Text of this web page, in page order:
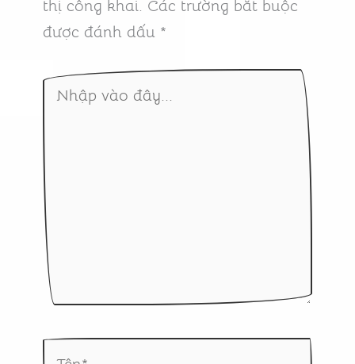
thị công khai. Các trường bắt buộc
được đánh dấu *
Nhập
đây...